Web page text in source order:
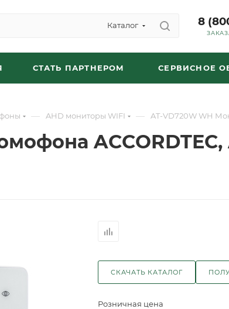
Каталог 8
СТАТЬ ПАРТНЕРОМ СЕРВИСНОЕ
— AHD мониторы WIFI — AT-VD720W WH
СКАЧАТЬ КАТАЛОГ
Розничная цена